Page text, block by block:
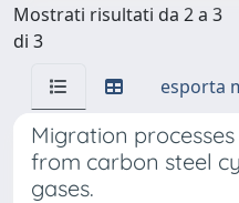
Mostrati risultati da 2 a 3
di 3
esporta
Migration
from carbon steel
gases.